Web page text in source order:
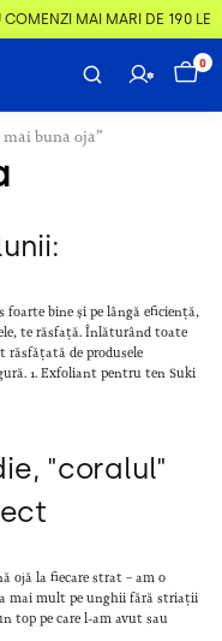
MAI MARI DE 190 LEI
0
buna oja”
foarte bine și pe lângă eficiență,
te răsfață. Înlăturând toate
răsfățată de produsele
1. Exfoliant pentru ten Suki
"coralul"
ojă la fiecare strat – am o
mai mult pe unghii fără striații
top pe care l-am avut sau